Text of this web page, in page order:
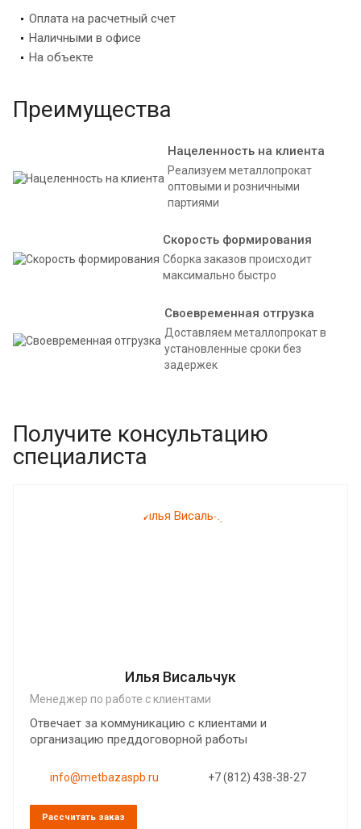
Оплата на расчетный счет
Наличными в офисе
На объекте
Преимущества
Нацеленность на клиента
Реализуем металлопрокат
оптовыми и розничными
партиями
Скорость формирования
Сборка заказов происходит
максимально быстро
Своевременная отгрузка
Доставляем металлопрокат в
установленные сроки без
задержек
Получите консультацию
специалиста
Илья Висальчук
Менеджер по работе с клиентами
Отвечает за коммуникацию с клиентами и
организацию преддоговорной работы
info@metbazaspb.ru +7 (812) 438-38-27
Рассчитать заказ